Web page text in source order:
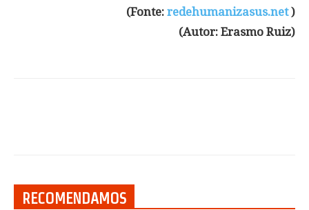
(Fonte: redehumanizasus.net)
(Autor: Erasmo Ruiz)
RECOMENDAMOS